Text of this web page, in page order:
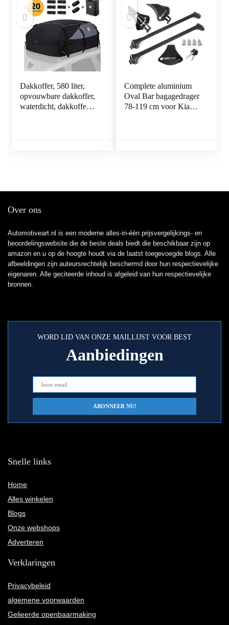
Dakkoffer, 580 liter,
opvouwbare dakkoffer,
waterdicht, dakkoffer
Complete aluminium
Oval Bar bagagedrager
78-119 cm voor Kia
Over ons
Automotiveart.nl is een moderne alles-in-één prijsvergelijkings- en
beoordelingswebsite die de beste deals biedt die beschikbaar zijn op
amazon en u op de hoogte houdt via de laatst toegevoegde blogs. Alle
afbeeldingen zijn auteursrechtelijk beschermd door hun respectievelijke
eigenaren. Alle geciteerde inhoud is afgeleid van hun respectievelijke
bronnen.
WORD LID VAN ONZE MAILLIJST VOOR BEST
Aanbiedingen
Snelle links
Home
Alles winkelen
Blogs
Onze webshops
Adverteren
Verklaringen
Privacybeleid
algemene voorwaarden
Gelieerde openbaarmaking